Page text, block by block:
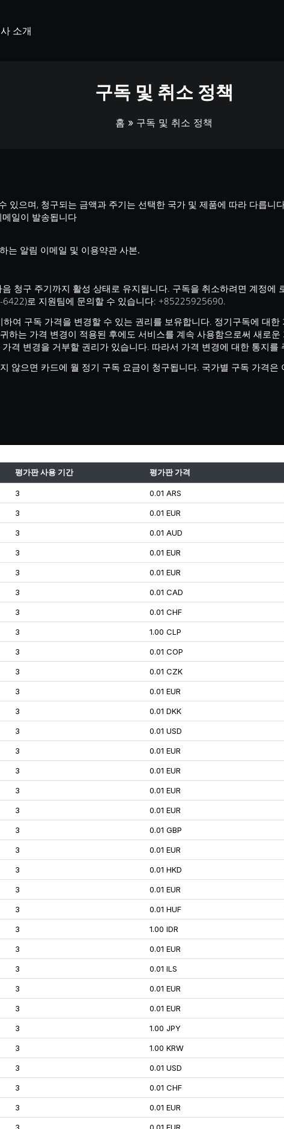
소개
구독 및 취소 정책
홈 » 구독 및 취소 정책
있으며, 청구되는 금액과 주기는 선택한 국가 및 제품에 따라 다릅니
일이 발송됩니다
는 알림 이메일 및 이용약관 사본.
청구 주기까지 활성 상태로 유지됩니다. 구독을 취소하려면 계정에
로 지원팀에 문의할 수 있습니다: +85225925690.
하여 구독 가격을 변경할 수 있는 권리를 보유합니다. 정기구독에 대
하는 가격 변경이 적용된 후에도 서비스를 계속 사용함으로써 새로
격 변경을 거부할 권리가 있습니다. 따라서 가격 변경에 대한 통지를
않으면 카드에 월 정기 구독 요금이 청구됩니다. 국가별 구독 가격
평가판 사용 기간 평가판 가격
3 0.01 ARS
3 0.01 EUR
3 0.01 AUD
3 0.01 EUR
3 0.01 EUR
3 0.01 CAD
3 0.01 CHF
3 1.00 CLP
3 0.01 COP
3 0.01 CZK
3 0.01 EUR
3 0.01 DKK
3 0.01 USD
3 0.01 EUR
3 0.01 EUR
3 0.01 EUR
3 0.01 EUR
3 0.01 GBP
3 0.01 EUR
3 0.01 HKD
3 0.01 EUR
3 0.01 HUF
3 1.00 IDR
3 0.01 EUR
3 0.01 ILS
3 0.01 EUR
3 0.01 EUR
3 1.00 JPY
3 1.00 KRW
3 0.01 USD
3 0.01 CHF
3 0.01 EUR